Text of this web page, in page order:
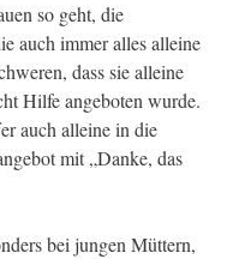
so geht, die
auch immer alles alleine
dass sie alleine
Hilfe angeboten wurde.
auch alleine in die
mit „Danke, das
bei jungen Müttern,